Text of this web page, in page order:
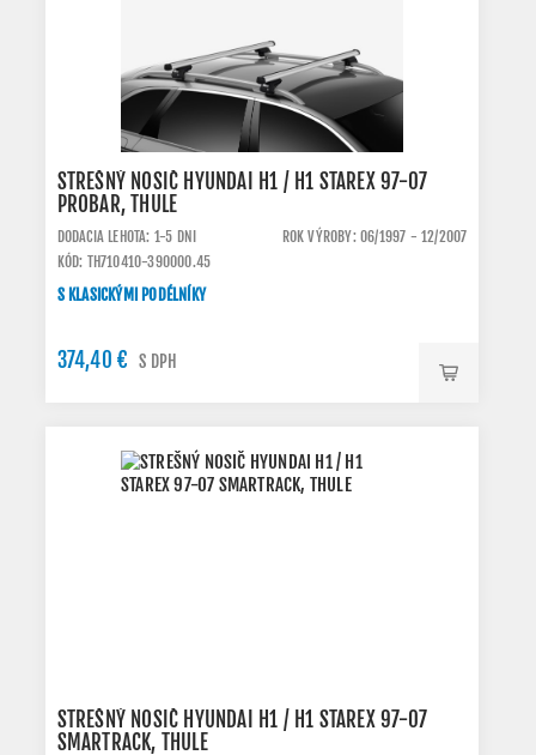
STREŠNÝ NOSIČ HYUNDAI H1 / H1 STAREX 97-07
PROBAR, THULE
DODACIA LEHOTA: 1-5 DNI
ROK VÝROBY: 06/1997 - 12/2007
KÓD: TH710410-390000.45
S KLASICKÝMI PODÉLNÍKY
374,40 € S DPH
STREŠNÝ NOSIČ HYUNDAI H1 / H1 STAREX 97-07
SMARTRACK, THULE